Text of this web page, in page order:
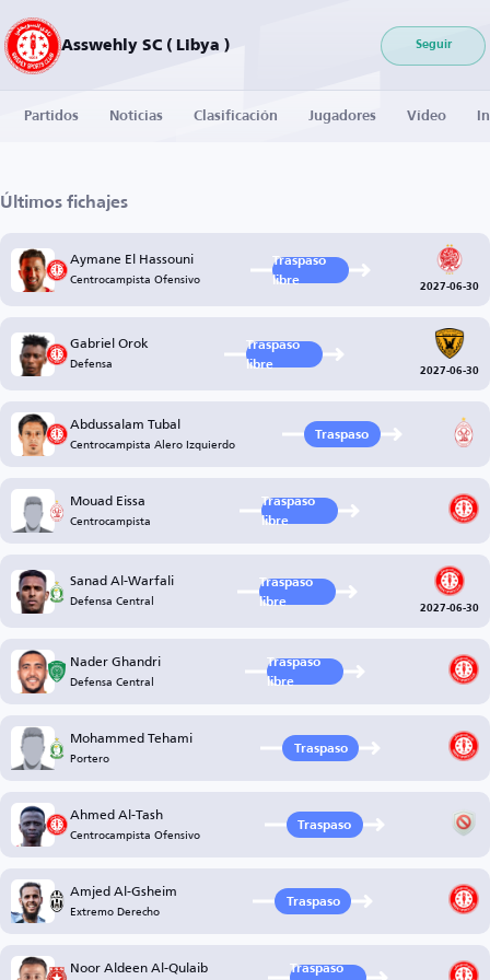
Asswehly SC ( Libya ) Seguir
Partidos Noticias Clasificación Jugadores Vídeo
Últimos fichajes
Aymane El Hassouni
Centrocampista Ofensivo
Traspaso
libre
2027-06-30
Gabriel Orok
Defensa
Traspaso
libre
2027-06-30
Abdussalam Tubal
Centrocampista Alero Izquierdo Traspaso
Mouad Eissa
Centrocampista
Traspaso
libre
Sanad Al-Warfali
Defensa Central
Traspaso
libre
2027-06-30
Nader Ghandri
Defensa Central
Traspaso
libre
Mohammed Tehami
Portero Traspaso
Ahmed Al-Tash
Centrocampista Ofensivo Traspaso
Amjed Al-Gsheim
Extremo Derecho Traspaso
Noor Aldeen Al-Qulaib Traspaso